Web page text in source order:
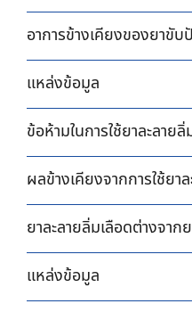
อาการข้างเคียงของยาขับ
แหล่งข้อมูล
ข้อห้ามในการใช้ยาละลายลิ่
ผลข้างเคียงจากการใช้ยา
ยาละลายลิ่มเลือดต่างจาก
แหล่งข้อมูล